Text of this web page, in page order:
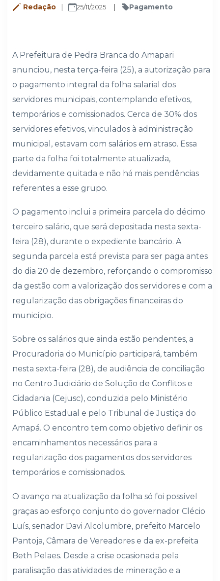
Redação 25/11/2025 Pagamento
A Prefeitura de Pedra Branca do Amapari
anunciou, nesta terça-feira (25), a autorização para
o pagamento integral da folha salarial dos
servidores municipais, contemplando efetivos,
temporários e comissionados. Cerca de 30% dos
servidores efetivos, vinculados à administração
municipal, estavam com salários em atraso. Essa
parte da folha foi totalmente atualizada,
devidamente quitada e não há mais pendências
referentes a esse grupo.
O pagamento inclui a primeira parcela do décimo
terceiro salário, que será depositada nesta sexta-
feira (28), durante o expediente bancário. A
segunda parcela está prevista para ser paga antes
do dia 20 de dezembro, reforçando o compromisso
da gestão com a valorização dos servidores e com a
regularização das obrigações financeiras do
município.
Sobre os salários que ainda estão pendentes, a
Procuradoria do Município participará, também
nesta sexta-feira (28), de audiência de conciliação
no Centro Judiciário de Solução de Conflitos e
Cidadania (Cejusc), conduzida pelo Ministério
Público Estadual e pelo Tribunal de Justiça do
Amapá. O encontro tem como objetivo definir os
encaminhamentos necessários para a
regularização dos pagamentos dos servidores
temporários e comissionados.
O avanço na atualização da folha só foi possível
graças ao esforço conjunto do governador Clécio
Luís, senador Davi Alcolumbre, prefeito Marcelo
Pantoja, Câmara de Vereadores e da ex-prefeita
Beth Pelaes. Desde a crise ocasionada pela
paralisação das atividades de mineração e a